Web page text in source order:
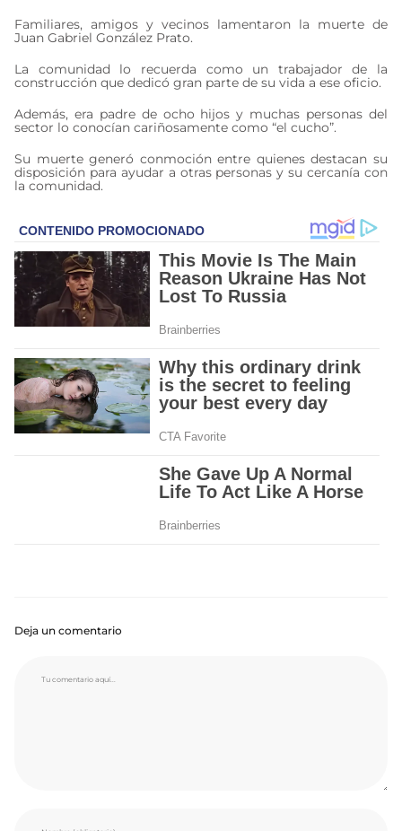
Familiares, amigos y vecinos lamentaron la muerte de
Juan Gabriel González Prato.
La comunidad lo recuerda como un trabajador de la
construcción que dedicó gran parte de su vida a ese oficio.
Además, era padre de ocho hijos y muchas personas del
sector lo conocían cariñosamente como “el cucho”.
Su muerte generó conmoción entre quienes destacan su
disposición para ayudar a otras personas y su cercanía con
la comunidad.
Deja un comentario